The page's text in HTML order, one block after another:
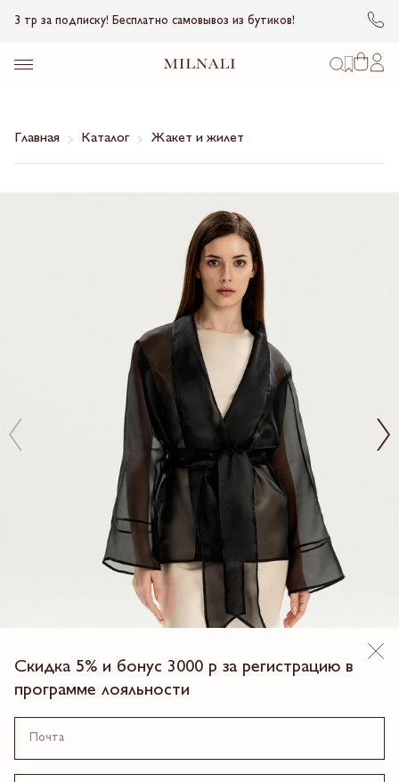
3 тр за подписку! Бесплатно самовывоз из бутиков!
Скидка 5% и бонус 3000 р за регистрацию в
программе лояльности
Главная Каталог Жакет и жилет
ЖАКЕТ ИЗ ОРГАНЗЫ
4 платежа по 3,975 ₽